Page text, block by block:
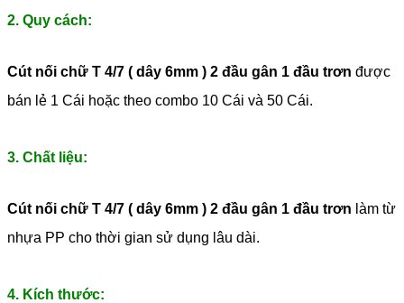
2. Quy cách:
Cút nối chữ T 4/7 ( dây 6mm ) 2 đầu gân 1 đầu trơn được
bán lẻ 1 Cái hoặc theo combo 10 Cái và 50 Cái.
3. Chất liệu:
Cút nối chữ T 4/7 ( dây 6mm ) 2 đầu gân 1 đầu trơn làm từ
nhựa PP cho thời gian sử dụng lâu dài.
4. Kích thước: